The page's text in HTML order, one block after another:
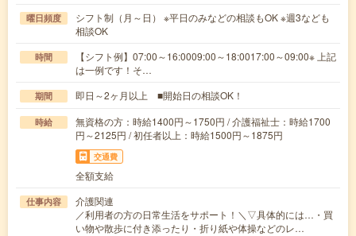
曜日頻度
シフト制（月～日） ※平日のみなどの相談もOK ※週3なども
相談OK
時間
【シフト例】07:00～16:0009:00～18:0017:00～09:00※ 上記
は一例です！そ…
期間 即日～2ヶ月以上 ■開始日の相談OK！
時給
無資格の方：時給1400円～1750円 / 介護福祉士：時給1700
円～2125円 / 初任者以上：時給1500円～1875円
交通費
全額支給
仕事内容
介護関連
／利用者の方の日常生活をサポート！＼▽具体的には…・買
い物や散歩に付き添ったり・折り紙や体操などのレ…